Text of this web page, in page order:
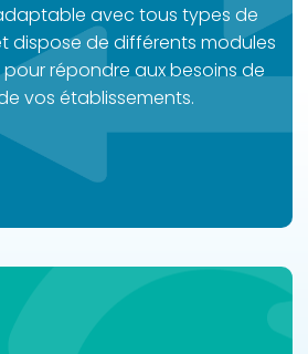
avec tous types de
dispose de différents modules
répondre aux besoins de
vos établissements.